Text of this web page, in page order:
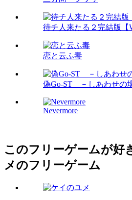
待チ人来たる２完結版【
恋と云ふ毒
偽Go-ST －しあわせの
Nevermore
このフリーゲームが好
メのフリーゲーム